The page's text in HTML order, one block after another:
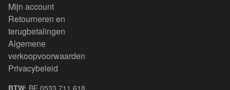
Mijn account
Retourneren en
terugbetalingen
Algemene
verkoopvoorwaarden
Privacybeleid